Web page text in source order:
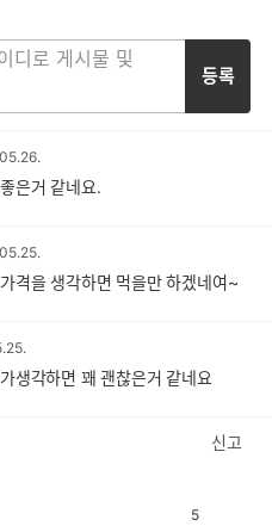
등록
은거 같네요.
격을 생각하면 먹을만 하겠네여~
생각하면 꽤 괜찮은거 같네요
신고
5